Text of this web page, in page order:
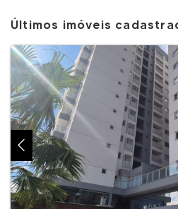
Últimos imóveis